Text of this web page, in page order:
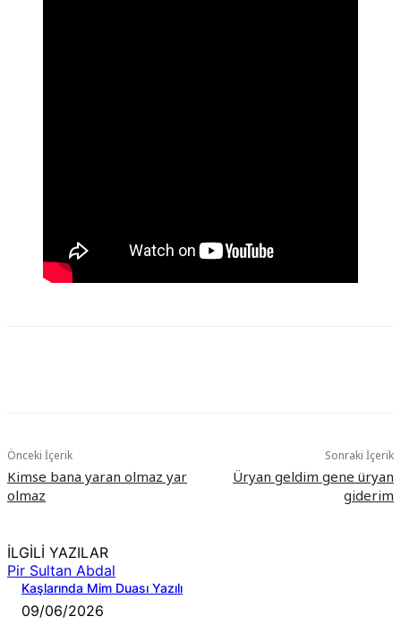
Önceki İçerik
Kimse bana yaran olmaz yar
olmaz
Sonraki İçerik
Üryan geldim gene üryan
giderim
İLGİLİ YAZILAR
Pir Sultan Abdal
Kaşlarında Mim Duası Yazılı
09/06/2026